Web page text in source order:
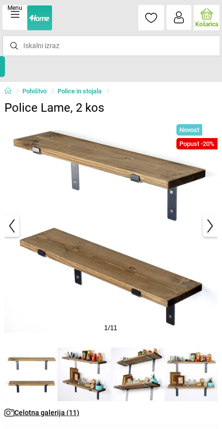
Menu
Košarica
Pohištvo Police in stojala
Police Lame, 2 kos
Novost
Popust -20%
1/11
Celotna galerija (11)